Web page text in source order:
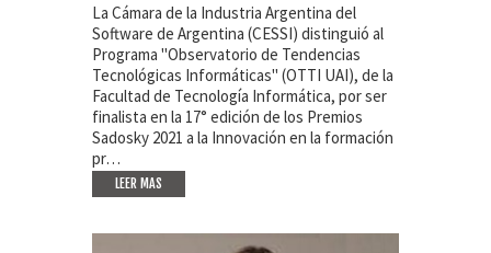
La Cámara de la Industria Argentina del
Software de Argentina (CESSI) distinguió al
Programa "Observatorio de Tendencias
Tecnológicas Informáticas" (OTTI UAI), de la
Facultad de Tecnología Informática, por ser
finalista en la 17° edición de los Premios
Sadosky 2021 a la Innovación en la formación
pr…
LEER MAS